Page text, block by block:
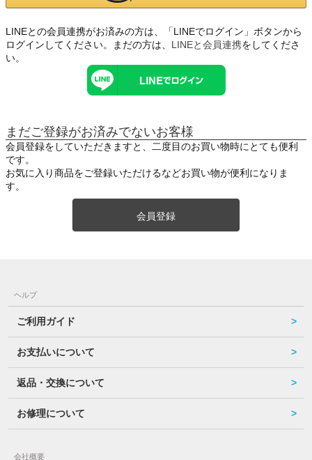
LINEとの会員連携がお済みの方は、「LINEでログイン」ボタンから
ログインしてください。まだの方は、 LINEと会員連携をしてくださ
い。
まだご登録がお済みでないお客様
会員登録をしていただきますと、二度目のお買い物時にとても便利
です。
お気に入り商品をご登録いただけるなどお買い物が便利になりま
す。
会員登録
ヘルプ
ご利用ガイド
お支払いについて
返品・交換について
お修理について
会社概要